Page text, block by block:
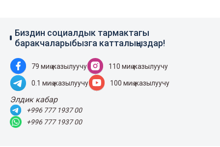
Биздин социалдык тармактагы
баракчаларыбызга катталыңыздар!
79 миң жазылуучу 110 миң жазылуучу
0.1 миң жазылуучу 100 миң жазылуучу
Элдик кабар
+996 777 1937 00
+996 777 1937 00